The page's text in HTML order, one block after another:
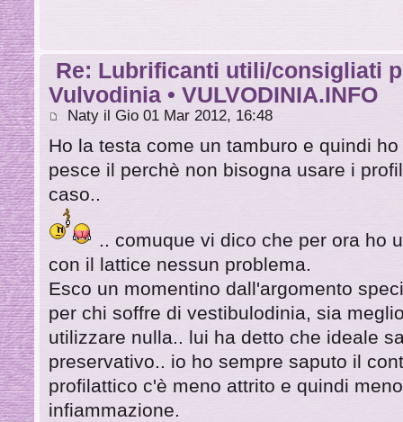
Re: Lubrificanti utili/consigliati
Vulvodinia • VULVODINIA.INFO
Naty il Gio 01 Mar 2012, 16:48
Ho la testa come un tamburo e quindi
pesce il perchè non bisogna usare i
caso..
.. comuque vi dico che per ora ho
con il lattice nessun problema.
Esco un momentino dall'argomento
per chi soffre di vestibulodinia, sia
utilizzare nulla.. lui ha detto che ideale
preservativo.. io ho sempre saputo il
profilattico c'è meno attrito e quindi
infiammazione.